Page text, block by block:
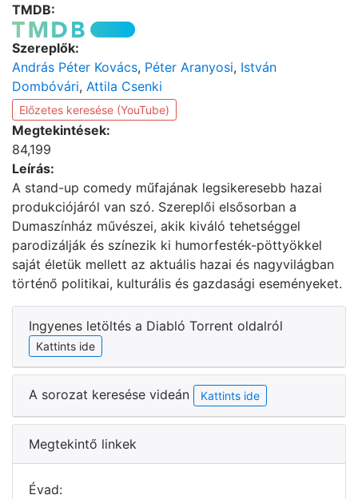
TMDB:
Szereplők:
András Péter Kovács, Péter Aranyosi, István
Dombóvári, Attila Csenki
Előzetes keresése (YouTube)
Megtekintések:
84,199
Leírás:
A stand-up comedy műfajának legsikeresebb hazai
produkciójáról van szó. Szereplői elsősorban a
Dumaszínház művészei, akik kiváló tehetséggel
parodizálják és színezik ki humorfesték-pöttyökkel
saját életük mellett az aktuális hazai és nagyvilágban
történő politikai, kulturális és gazdasági eseményeket.
Ingyenes letöltés a Diabló Torrent oldalról
Kattints ide
A sorozat keresése videán Kattints ide
Megtekintő linkek
Évad: